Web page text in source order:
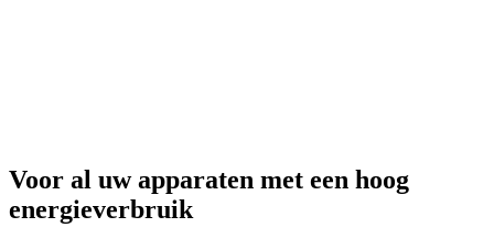
Voor al uw apparaten met een hoog
energieverbruik